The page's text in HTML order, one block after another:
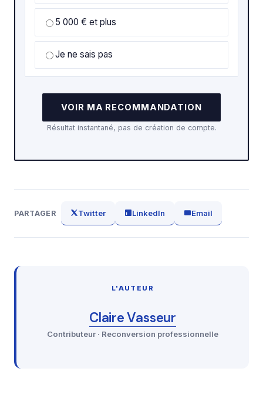
5 000 € et plus
Je ne sais pas
VOIR MA RECOMMANDATION
Résultat instantané, pas de création de compte.
PARTAGER Twitter LinkedIn Email
L'AUTEUR
Claire Vasseur
Contributeur · Reconversion professionnelle